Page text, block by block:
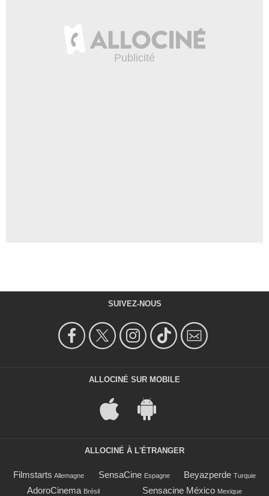
SUIVEZ-NOUS
ALLOCINÉ SUR MOBILE
ALLOCINÉ À L'ÉTRANGER
Filmstarts Allemagne SensaCine Espagne Beyazperde Turquie
AdoroCinema Brésil Sensacine México Mexique